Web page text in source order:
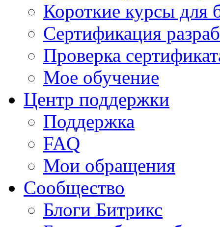
Короткие курсы для
Сертификация
Проверка
Мое обучение
Центр поддержки
Поддержка
FAQ
Мои обращения
Сообщество
Блоги Битрикс